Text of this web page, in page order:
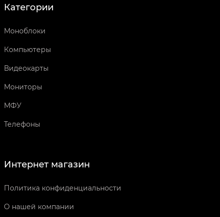
Категории
Моноблоки
Компьютеры
Видеокарты
Мониторы
МФУ
Телефоны
Интернет магазин
Политика конфиденциальности
О нашей компании